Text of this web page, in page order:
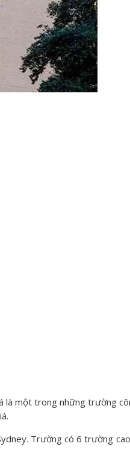
là một trong những trường
Trường có 6 trường